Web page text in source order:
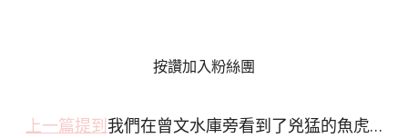
按讚加入粉絲團
上一篇提到我們在曾文水庫旁看到了兇猛的魚虎…